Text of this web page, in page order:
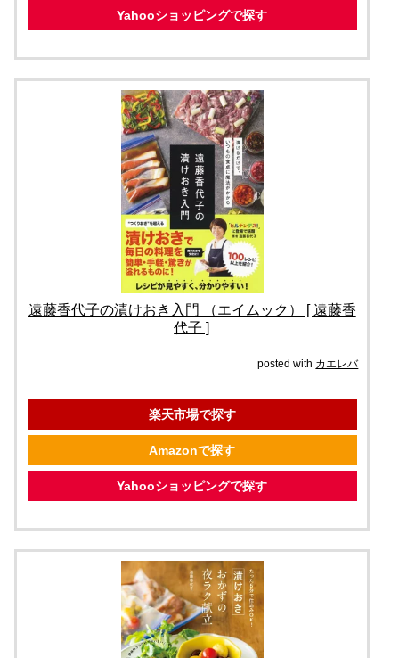
Yahooショッピングで探す
遠藤香代子の漬けおき入門 （エイムック） [ 遠藤香
代子 ]
posted with カエレバ
楽天市場で探す
Amazonで探す
Yahooショッピングで探す